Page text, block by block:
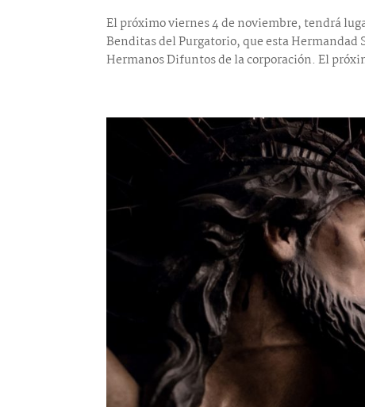
El próximo viernes 4 de noviembre, tendrá
Benditas del Purgatorio, que esta Hermandad
Hermanos Difuntos de la corporación. El